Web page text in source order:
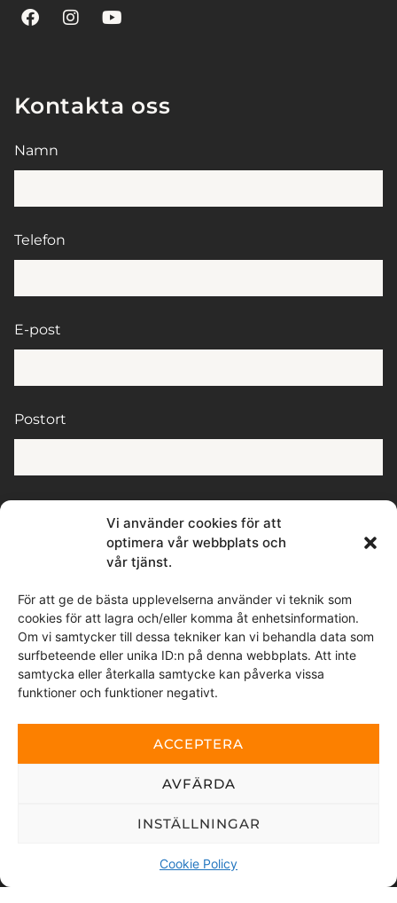
Vi använder cookies för att
optimera vår webbplats och
vår tjänst.
För att ge de bästa upplevelserna använder vi teknik som
cookies för att lagra och/eller komma åt enhetsinformation.
Om vi samtycker till dessa tekniker kan vi behandla data som
surfbeteende eller unika ID:n på denna webbplats. Att inte
samtycka eller återkalla samtycke kan påverka vissa
funktioner och funktioner negativt.
ACCEPTERA
AVFÄRDA
INSTÄLLNINGAR
Cookie Policy
Kontakta oss
Namn
Telefon
E-post
Postort
Genom att skicka detta meddelande samtycker du till
att vi tar del av de personuppgifter du valt att delge.